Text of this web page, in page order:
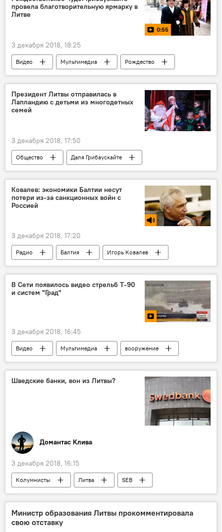
провела благотворительную ярмарку в
Литве
0:55
3 декабря 2018, 18:25
Видео Мультимедиа
Рождество
Литва
Даля Грибаускайте
Рождество и Новый год в Литве — 2019
Президент Литвы отправилась в
Лапландию с детьми из многодетных
семей
3 декабря 2018, 17:50
Общество
Даля Грибаускайте
Литва
Ковалев: экономики Балтии несут
потери из-за санкционных войн с
Россией
3 декабря 2018, 17:20
Радио Балтия Игорь Ковалев
В Сети появилось видео стрельб Т-90
и систем "Град"
3 декабря 2018, 16:45
Видео Мультимедиа вооружение
Шведские банки, вон из Литвы?
Домантас Клива
3 декабря 2018, 16:15
Колумнисты Литва
SEB
Swedbank
Министр образования Литвы прокомментировала
свою отставку